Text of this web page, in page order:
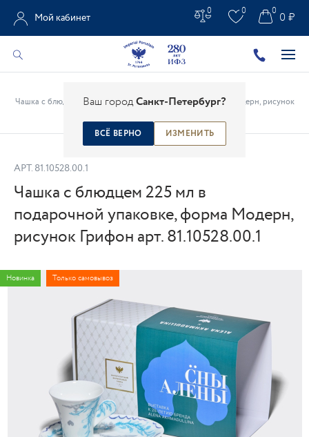
Ваш городСанкт-Петербург?
ВСЁ ВЕРНО ИЗМЕНИТЬ
Мой кабинет
0 0 0 ₽
0
Чашка с блюдцем 225 мл в подарочной упаковке, форма Модерн, рисунок
АРТ. 81.10528.00.1
Чашка с блюдцем 225 мл в
подарочной упаковке, форма Модерн,
рисунок Грифон арт. 81.10528.00.1
Новинка Только самовывоз